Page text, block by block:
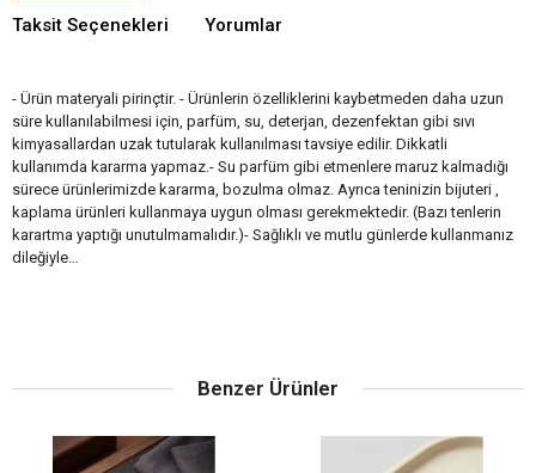
Taksit Seçenekleri Yorumlar
- Ürün materyali pirinçtir. - Ürünlerin özelliklerini kaybetmeden daha uzun
süre kullanılabilmesi için, parfüm, su, deterjan, dezenfektan gibi sıvı
kimyasallardan uzak tutularak kullanılması tavsiye edilir. Dikkatli
kullanımda kararma yapmaz.- Su parfüm gibi etmenlere maruz kalmadığı
sürece ürünlerimizde kararma, bozulma olmaz. Ayrıca teninizin bijuteri ,
kaplama ürünleri kullanmaya uygun olması gerekmektedir. (Bazı tenlerin
karartma yaptığı unutulmamalıdır.)- Sağlıklı ve mutlu günlerde kullanmanız
dileğiyle…
Benzer Ürünler